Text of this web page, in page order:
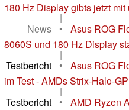
180 Hz Display gibts jetzt mit
|
News
•
Asus ROG
8060S und 180 Hz Display
|
Testbericht
•
Asus ROG
im Test - AMDs Strix-Halo-
|
Testbericht
•
AMD Ryzen